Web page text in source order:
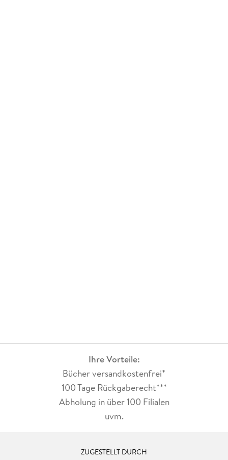
Ihre Vorteile:
Bücher versandkostenfrei*
100 Tage Rückgaberecht***
Abholung in über 100 Filialen
uvm.
ZUGESTELLT DURCH